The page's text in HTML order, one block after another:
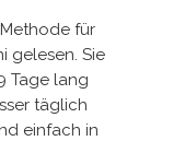
für
gelesen. Sie
Tage lang
täglich
einfach in